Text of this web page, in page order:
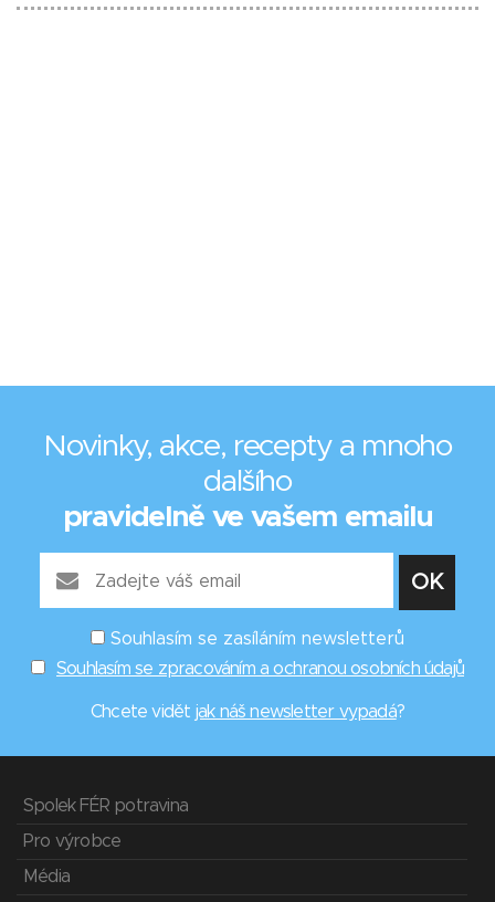
Novinky, akce, recepty a mnoho
dalšího
pravidelně ve vašem emailu
Souhlasím se zasíláním newsletterů
Souhlasím se zpracováním a ochranou osobních údajů
Chcete vidět jak náš newsletter vypadá?
Spolek FÉR potravina
Pro výrobce
Média